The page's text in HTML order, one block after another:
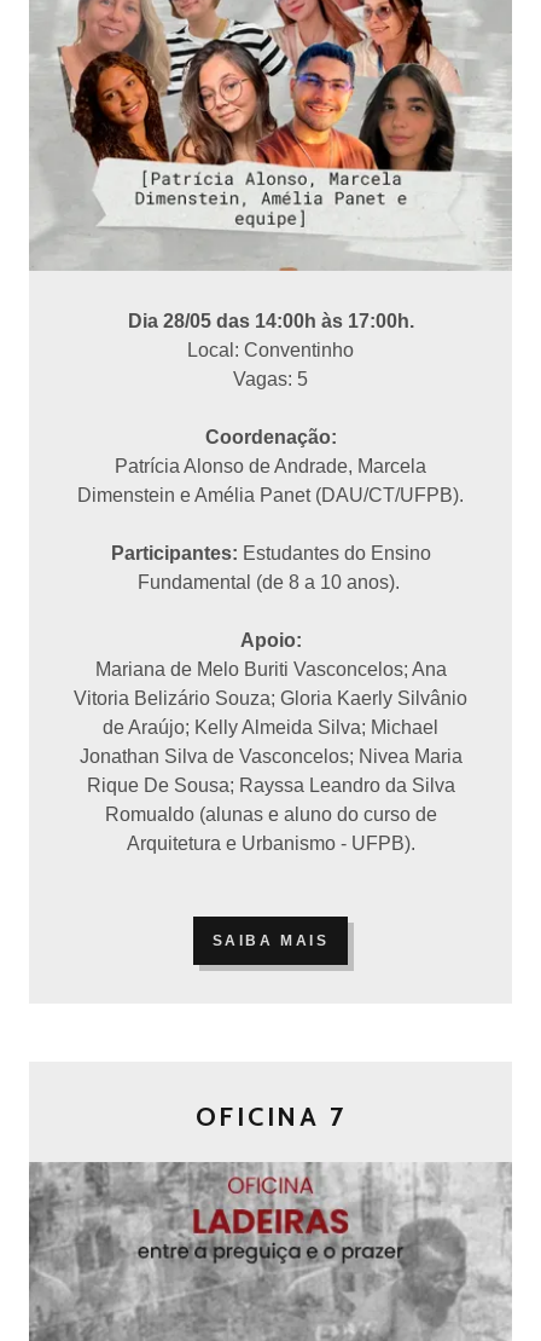
Dia 28/05 das 14:00h às 17:00h.
Local: Conventinho
Vagas: 5
Coordenação:
Patrícia Alonso de Andrade, Marcela
Dimenstein e Amélia Panet (DAU/CT/UFPB).
Participantes: Estudantes do Ensino
Fundamental (de 8 a 10 anos).
Apoio:
Mariana de Melo Buriti Vasconcelos; Ana
Vitoria Belizário Souza; Gloria Kaerly Silvânio
de Araújo; Kelly Almeida Silva; Michael
Jonathan Silva de Vasconcelos; Nivea Maria
Rique De Sousa; Rayssa Leandro da Silva
Romualdo (alunas e aluno do curso de
Arquitetura e Urbanismo - UFPB).
SAIBA MAIS
OFICINA 7